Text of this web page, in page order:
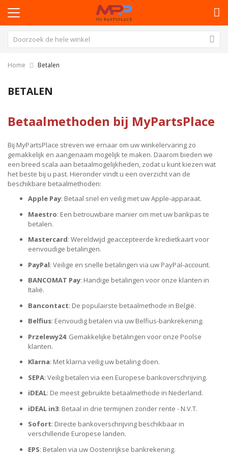
Home Betalen
BETALEN
Betaalmethoden bij MyPartsPlace
Bij MyPartsPlace streven we ernaar om uw winkelervaring zo
gemakkelijk en aangenaam mogelijk te maken. Daarom bieden we
een breed scala aan betaalmogelijkheden, zodat u kunt kiezen wat
het beste bij u past. Hieronder vindt u een overzicht van de
beschikbare betaalmethoden:
Apple Pay: Betaal snel en veilig met uw Apple-apparaat.
Maestro: Een betrouwbare manier om met uw bankpas te
betalen.
Mastercard: Wereldwijd geaccepteerde kredietkaart voor
eenvoudige betalingen.
PayPal: Veilige en snelle betalingen via uw PayPal-account.
BANCOMAT Pay: Handige betalingen voor onze klanten in
Italië.
Bancontact: De populairste betaalmethode in België.
Belfius: Eenvoudig betalen via uw Belfius-bankrekening.
Przelewy24: Gemakkelijke betalingen voor onze Poolse
klanten.
Klarna: Met klarna veilig uw betaling doen.
SEPA: Veilig betalen via een Europese bankoverschrijving.
iDEAL: De meest gebruikte betaalmethode in Nederland.
iDEAL in3: Betaal in drie termijnen zonder rente - N.V.T.
Sofort: Directe bankoverschrijving beschikbaar in
verschillende Europese landen.
EPS: Betalen via uw Oostenrijkse bankrekening.